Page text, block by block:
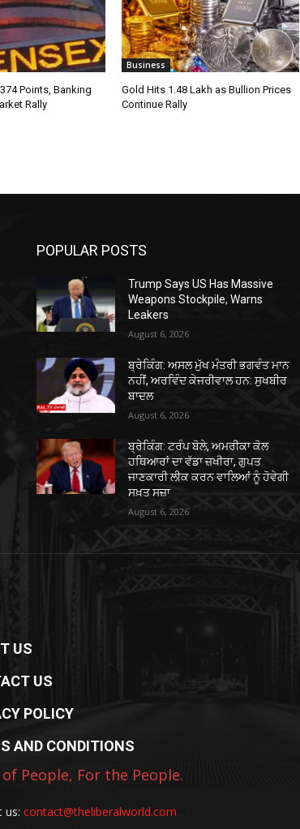
Points, Banking
Rally
Business
Gold Hits ₹1.48 Lakh as Bullion Prices
Continue Rally
POPULAR POSTS
Trump Says US Has Massive
Weapons Stockpile, Warns
Leakers
August 6, 2026
ਬ੍ਰੇਕਿੰਗ: ਅਸਲ ਮੁੱਖ ਮੰਤਰੀ ਭਗਵੰਤ ਮਾਨ
ਨਹੀਂ, ਅਰਵਿੰਦ ਕੇਜਰੀਵਾਲ ਹਨ: ਸੁਖਬੀਰ
ਬਾਦਲ
August 6, 2026
ਬ੍ਰੇਕਿੰਗ: ਟਰੰਪ ਬੋਲੇ, ਅਮਰੀਕਾ ਕੋਲ
ਹਥਿਆਰਾਂ ਦਾ ਵੱਡਾ ਜ਼ਖੀਰਾ, ਗੁਪਤ
ਜਾਣਕਾਰੀ ਲੀਕ ਕਰਨ ਵਾਲਿਆਂ ਨੂੰ ਹੋਵੇਗੀ
ਸਖ਼ਤ ਸਜ਼ਾ
August 6, 2026
US
US
POLICY
AND CONDITIONS
People, For the People.
us: contact@theliberalworld.com